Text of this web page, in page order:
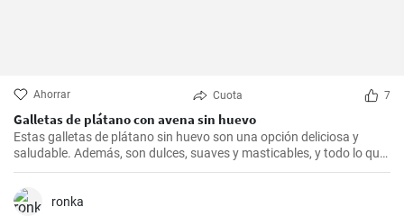
Ahorrar Cuota 7
Galletas de plátano con avena sin huevo
Estas galletas de plátano sin huevo son una opción deliciosa y
saludable. Además, son dulces, suaves y masticables, y todo lo que
necesitas es un plátano, avena y un toque de edulcorante.
ronka